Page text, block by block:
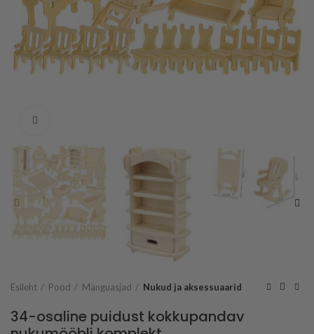
Esileht Pood Mänguasjad Nukud ja aksessuaarid
34-osaline puidust kokkupandav